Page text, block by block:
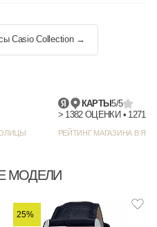
Casio Collection →
КАРТЫ5/5
РЕЙТИНГ МАГАЗИНА В
МОДЕЛИ
25%